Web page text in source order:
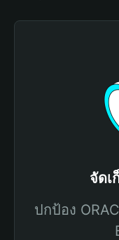
จัดเ
ปกป้อง